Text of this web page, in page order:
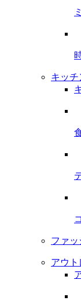
キッ
ファ
アウト